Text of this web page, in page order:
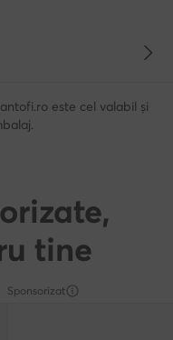
este cel valabil și
tine
Sponsorizat